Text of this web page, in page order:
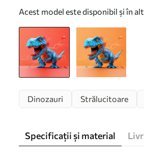
Acest model este disponibil și în
Dinozauri Strălucitoare
Specificații și material